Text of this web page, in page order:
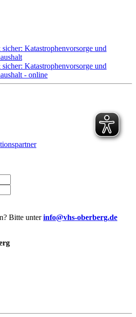
Katastrophenvorsorge und
Katastrophenvorsorge und
- online
Bitte unterinfo@vhs-oberberg.de